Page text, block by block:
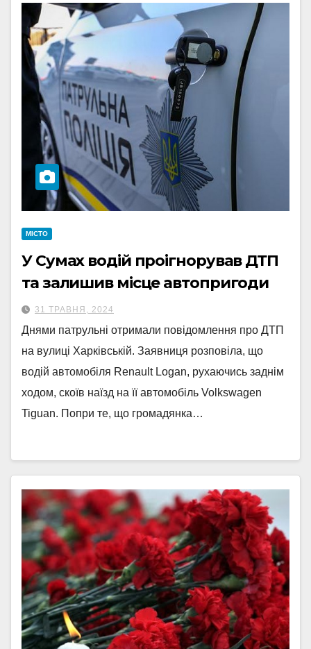
МІСТО
У Сумах водій проігнорував ДТП
та залишив місце автопригоди
31 ТРАВНЯ, 2024
Днями патрульні отримали повідомлення про ДТП
на вулиці Харківській. Заявниця розповіла, що
водій автомобіля Renault Logan, рухаючись заднім
ходом, скоїв наїзд на її автомобіль Volkswagen
Tiguan. Попри те, що громадянка…